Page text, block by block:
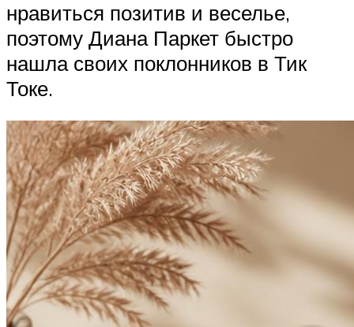
нравиться позитив и веселье,
поэтому Диана Паркет быстро
нашла своих поклонников в Тик
Токе.